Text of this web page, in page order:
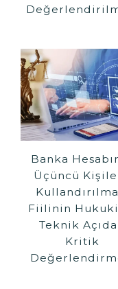
Banka
Üçüncü
Fiilinin
Teknik
Kritik